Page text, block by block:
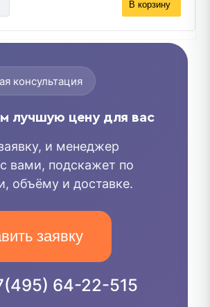
В корзину
консультация
лучшую цену для вас
и менеджер
вами, подскажет по
объёму и доставке.
заявку
64-22-515